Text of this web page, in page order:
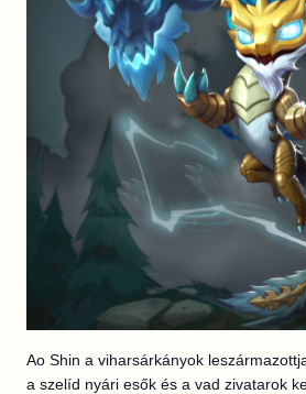
Ao Shin a viharsárkányok
a szelíd nyári esők és a vad zivatarok